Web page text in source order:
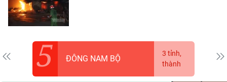
RADIO
E-Magazine
Video
5 ĐÔNG NAM BỘ
3 tỉnh,
thành